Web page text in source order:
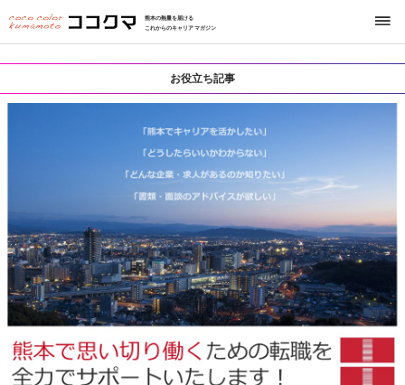
熊本の熱量を届ける
これからのキャリアマガジン
お役立ち記事